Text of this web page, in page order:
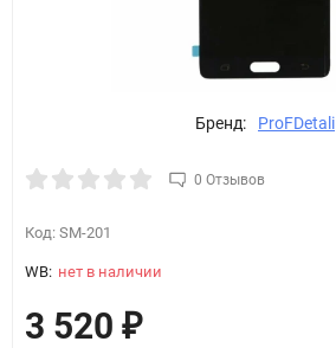
Бренд: ProFDetali
0 Отзывов
Код: SM-201
WB: нет в наличии
3 520 ₽